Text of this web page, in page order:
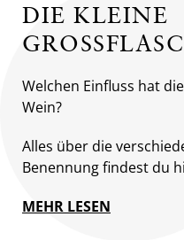
DIE KLEINE
Welchen Einfluss hat
Wein?
Alles über die
Benennung findest du
MEHR LESEN